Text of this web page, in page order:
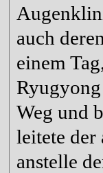
auch
einem
Weg und
leitete der
anstelle